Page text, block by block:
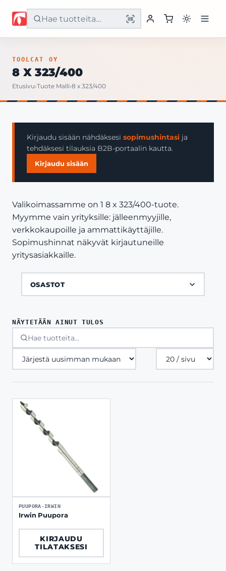
Etusivu
Tuotteet
Yritys
Yhteystiedot
TOOLCAT OY
8 X 323/400
Etusivu›Tuote Malli›8 x 323/400
Kirjaudu sisään nähdäksesi sopimushintasi ja
tehdäksesi tilauksia B2B-portaalin kautta.
Kirjaudu sisään
Valikoimassamme on 1 8 x 323/400-tuote.
Myymme vain yrityksille: jälleenmyyjille,
verkkokaupoille ja ammattikäyttäjille.
Sopimushinnat näkyvät kirjautuneille
yritysasiakkaille.
OSASTOT
NÄYTETÄÄN AINUT TULOS
Tuotteita
sivulla
PUUPORA-IRWIN
Irwin Puupora
KIRJAUDU
TILATAKSESI